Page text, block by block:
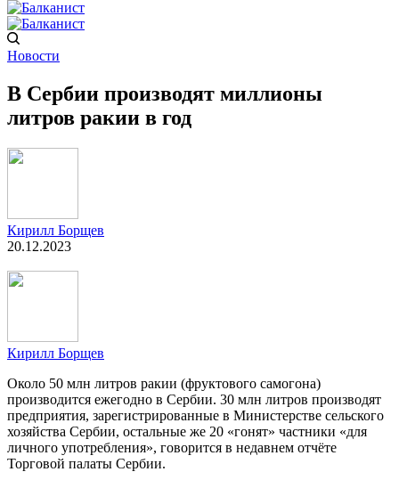
Новости
В Сербии производят миллионы
литров ракии в год
Кирилл Борщев
20.12.2023
Кирилл Борщев
Около 50 млн литров ракии (фруктового самогона)
производится ежегодно в Сербии. 30 млн литров производят
предприятия, зарегистрированные в Министерстве сельского
хозяйства Сербии, остальные же 20 «гонят» частники «для
личного употребления», говорится в недавнем отчёте
Торговой палаты Сербии.